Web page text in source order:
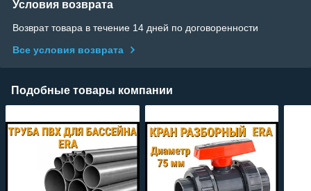
Условия возврата
Возврат товара в течение 14 дней по договоренности
Все условия возврата
Подобные товары компании